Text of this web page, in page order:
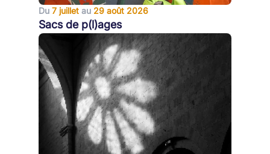
Du 7 juillet au 29 août 2026
Sacs de p(l)ages